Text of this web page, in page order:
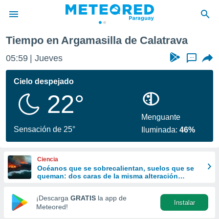
de
ha
calidad.
a este
las
y
forma
digital
basada
Tiempo en Argamasilla de Calatrava
05:59 Jueves ...
Cielo despejado
22°
Sensación de 25°
Menguante
Iluminada:46%
Ciencia
Océanos que se sobrecalientan, suelos que se
queman: dos caras de la misma alteración
¡Descarga GRATIS la app de
Meteored!
Instalar